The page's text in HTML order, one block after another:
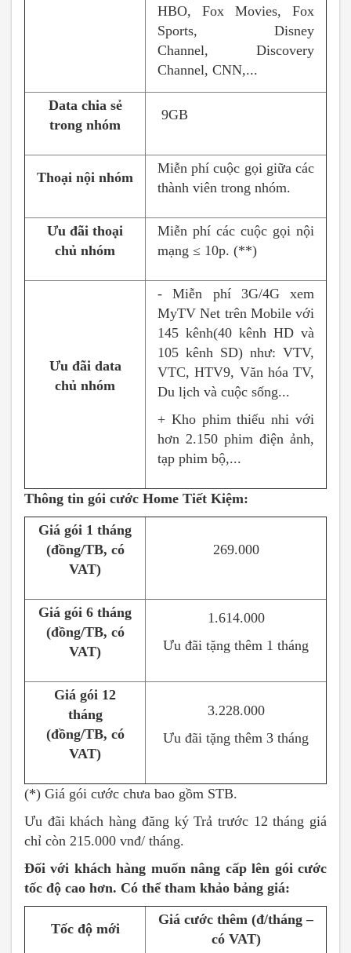
HBO, Fox Movies, Fox
Sports, Disney
Channel, Discovery
Channel, CNN,...
Data chia sẻ
trong nhóm
9GB
Thoại nội nhóm
Miễn phí cuộc gọi giữa các
thành viên trong nhóm.
Ưu đãi thoại
chủ nhóm
Miễn phí các cuộc gọi nội
mạng ≤ 10p. (**)
Ưu đãi data
chủ nhóm
- Miễn phí 3G/4G xem
MyTV Net trên Mobile với
145 kênh(40 kênh HD và
105 kênh SD) như: VTV,
VTC, HTV9, Văn hóa TV,
Du lịch và cuộc sống...
+ Kho phim thiếu nhi với
hơn 2.150 phim điện ảnh,
tạp phim bộ,...
Thông tin gói cước Home Tiết Kiệm:
Giá gói 1 tháng
(đồng/TB, có
VAT)
269.000
Giá gói 6 tháng
(đồng/TB, có
VAT)
1.614.000
Ưu đãi tặng thêm 1 tháng
Giá gói 12
tháng
(đồng/TB, có
VAT)
3.228.000
Ưu đãi tặng thêm 3 tháng
(*) Giá gói cước chưa bao gồm STB.
Ưu đãi khách hàng đăng ký Trả trước 12 tháng giá
chỉ còn 215.000 vnđ/ tháng.
Đối với khách hàng muốn nâng cấp lên gói cước
tốc độ cao hơn. Có thể tham khảo bảng giá:
Tốc độ mới
Giá cước thêm (đ/tháng –
có VAT)